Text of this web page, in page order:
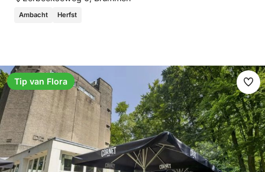
Ambacht Herfst
Tip van Flora